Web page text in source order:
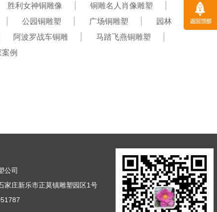
胜利女神铜雕像
铜雕名人肖像雕塑
公园铜雕塑 广场铜雕塑
园林
阿波罗战车铜雕
马踏飞燕铜雕塑
例
公司
家庄新乐市正莫镇雕塑园区1号